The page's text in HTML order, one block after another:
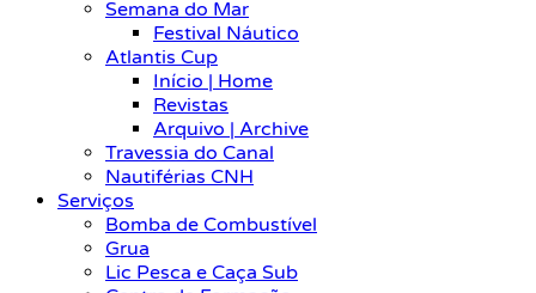
Semana do Mar
Festival Náutico
Atlantis Cup
Início | Home
Revistas
Arquivo | Archive
Travessia do Canal
Nautiférias CNH
Serviços
Bomba de Combustível
Grua
Lic Pesca e Caça Sub